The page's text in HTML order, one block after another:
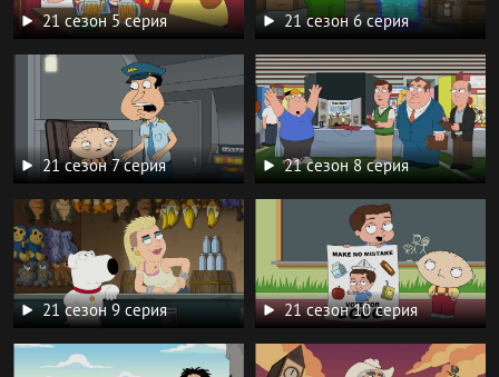
21 сезон 5 серия 21 сезон 6 серия
21 сезон 7 серия 21 сезон 8 серия
21 сезон 9 серия 21 сезон 10 серия